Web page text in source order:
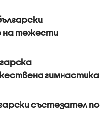
на тежести
гимнастика
състезател по